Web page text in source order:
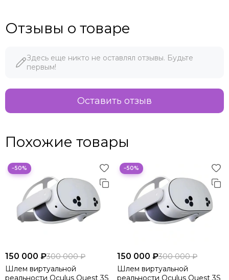
Отзывы о товаре
Здесь еще никто не оставлял отзывы. Будьте
первым!
Оставить отзыв
Похожие товары
−50%
150 000 ₽300 000 ₽
Шлем виртуальной
реальности Oculus Quest 3S
−50%
150 000 ₽300 000 ₽
Шлем виртуальной
реальности Oculus Quest 3S